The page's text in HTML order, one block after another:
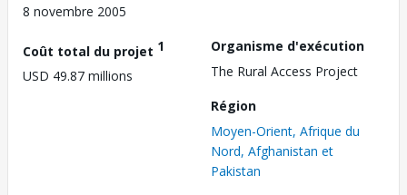
8 novembre 2005
Coût total du projet 1
USD 49.87 millions
Organisme d'exécution
The Rural Access Project
Région
Moyen-Orient, Afrique du
Nord, Afghanistan et
Pakistan